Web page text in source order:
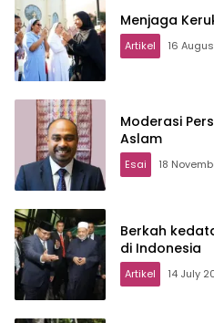
Menjaga
Artikel 16
Moderasi
Aslam
Esai 18
Berkah
di Indonesia
Artikel 14 July